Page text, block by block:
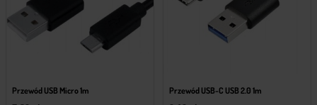
Przewód USB Micro 1m Przewód USB-C USB 2.0 1m